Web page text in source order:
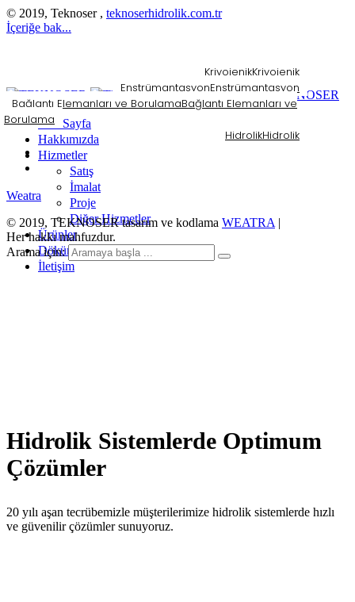
© 2019, Teknoser , teknoserhidrolik.com.tr
İçeriğe bak...
KriyojenikKriyojenik
EnstrümantasyonEnstrümantasyon
Bağlantı Elemanları ve BorulamaBağlantı Elemanları ve
Borulama
HidrolikHidrolik
Ana Sayfa
Hakkımızda
Hizmetler
Satış
İmalat
Proje
Diğer Hizmetler
Ürünler
Dökümanlar
İletişim
Weatra
© 2019, TEKNOSER tasarım ve kodlama WEATRA |
Her hakkı mahfuzdur.
Arama için:
Hidrolik Sistemlerde Optimum
Çözümler
20 yılı aşan tecrübemizle müşterilerimize hidrolik sistemlerde hızlı
ve güvenilir çözümler sunuyoruz.